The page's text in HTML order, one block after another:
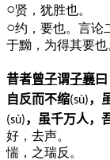
○贤，犹胜也。
○约，要也。言论
于黝，为得其要也
昔者曾子谓子襄
自反而不缩(sù)，
(sù)，虽千万人，
好，去声。
惴，之瑞反。